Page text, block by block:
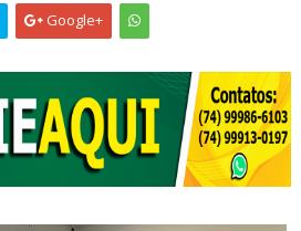
Google+